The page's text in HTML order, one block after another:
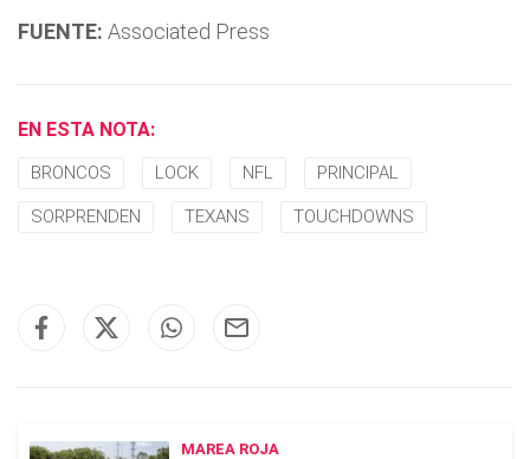
FUENTE: Associated Press
EN ESTA NOTA:
BRONCOS LOCK NFL PRINCIPAL
SORPRENDEN TEXANS TOUCHDOWNS
MAREA ROJA